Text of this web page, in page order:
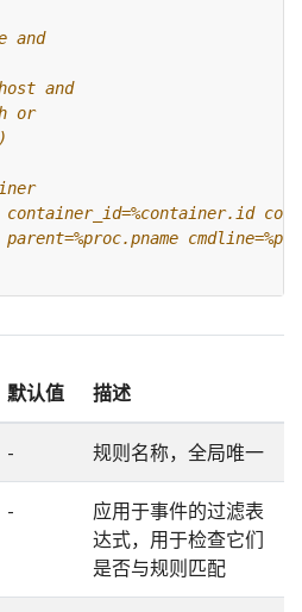
parent=%proc.pname
默认值 描述
- 规则名称，全局唯一
-
应用于事件的过滤表
达式，用于检查它们
是否与规则匹配